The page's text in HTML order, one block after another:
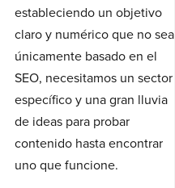
estableciendo un objetivo
claro y numérico que no sea
únicamente basado en el
SEO, necesitamos un sector
específico y una gran lluvia
de ideas para probar
contenido hasta encontrar
uno que funcione.